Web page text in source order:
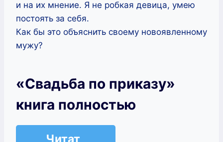
и на их мнение. Я не робкая девица, умею
постоять за себя.
Как бы это объяснить своему новоявленному
мужу?
«Свадьба по приказу»
книга полностью
Читат